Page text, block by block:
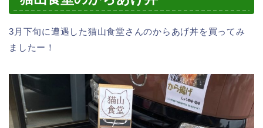
3月下旬に遭遇した猫山食堂さんのからあげ丼を買ってみ
ましたー！